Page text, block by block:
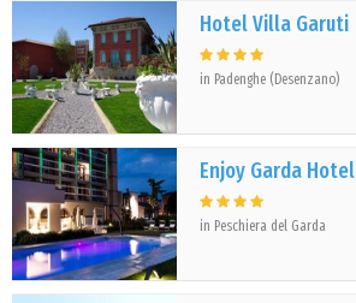
Hotel Villa Garuti
in Padenghe (Desenzano)
Enjoy Garda Hotel
in Peschiera del Garda